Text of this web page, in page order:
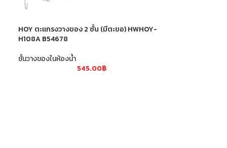
HOY ตะแกรงวางของ 2 ชั้น (มีตะขอ) HWHOY-
H108A B54678
ชั้นวางของในห้องน้ำ
545.00฿